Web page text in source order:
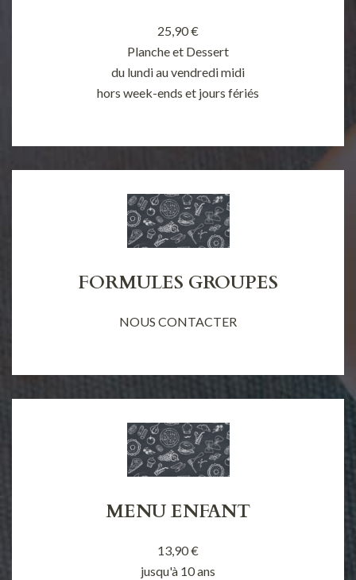
25,90 €
Planche et Dessert
du lundi au vendredi midi
hors week-ends et jours fériés
FORMULES GROUPES
NOUS CONTACTER
MENU ENFANT
13,90 €
jusqu'à 10 ans